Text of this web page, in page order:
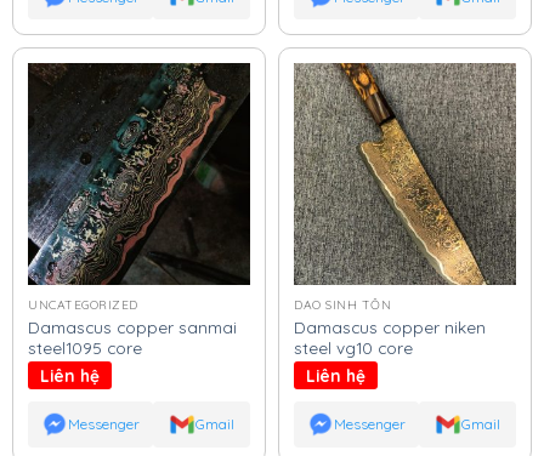
UNCATEGORIZED
Damascus copper sanmai
steel1095 core
Liên hệ
Messenger Gmail
DAO SINH TỒN
Damascus copper niken
steel vg10 core
Liên hệ
Messenger Gmail